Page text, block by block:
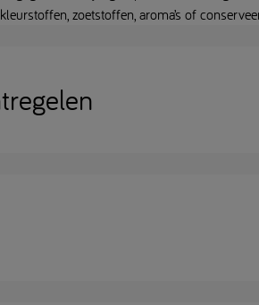
zoetstoffen, aroma’s of